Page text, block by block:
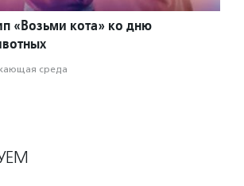
«Возьми кота» ко дню
среда